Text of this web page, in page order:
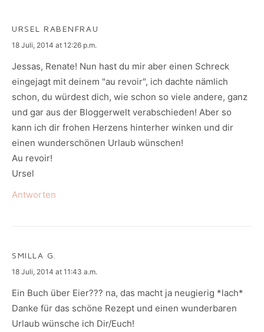
URSEL RABENFRAU
says:
18 Juli, 2014 at 12:26 p.m.
Jessas, Renate! Nun hast du mir aber einen Schreck
eingejagt mit deinem "au revoir", ich dachte nämlich
schon, du würdest dich, wie schon so viele andere, ganz
und gar aus der Bloggerwelt verabschieden! Aber so
kann ich dir frohen Herzens hinterher winken und dir
einen wunderschönen Urlaub wünschen!
Au revoir!
Ursel
Antworten
SMILLA G.
says:
18 Juli, 2014 at 11:43 a.m.
Ein Buch über Eier??? na, das macht ja neugierig *lach*
Danke für das schöne Rezept und einen wunderbaren
Urlaub wünsche ich Dir/Euch!